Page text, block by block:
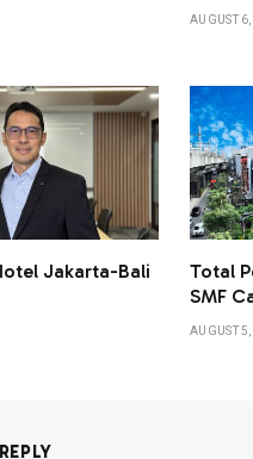
AUGUST
Jakarta-Bali
Total
SMF
AUGUST